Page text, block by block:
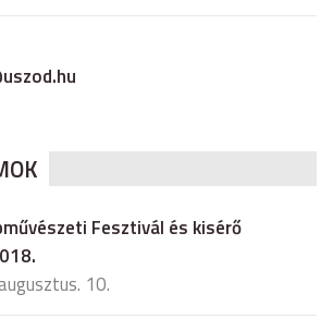
Fesztivál és kisérő
10.